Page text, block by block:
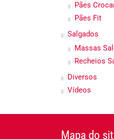
Pães
Pães Fit
Salgados
Massas
Recheios
Diversos
Vídeos
Mapa do